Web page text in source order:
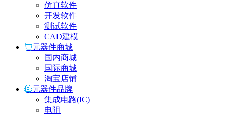
仿真软件
开发软件
测试软件
CAD建模
元器件商城
国内商城
国际商城
淘宝店铺
元器件品牌
集成电路(IC)
电阻